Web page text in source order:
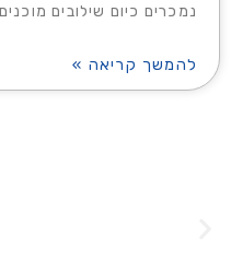
נמכרים כיום שילובים
להמשך קריאה »